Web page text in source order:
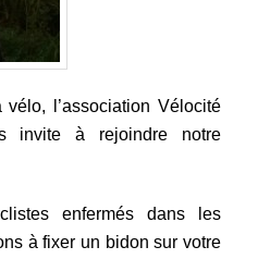
l’association Vélocité
invite à rejoindre notre
enfermés dans les
à fixer un bidon sur votre